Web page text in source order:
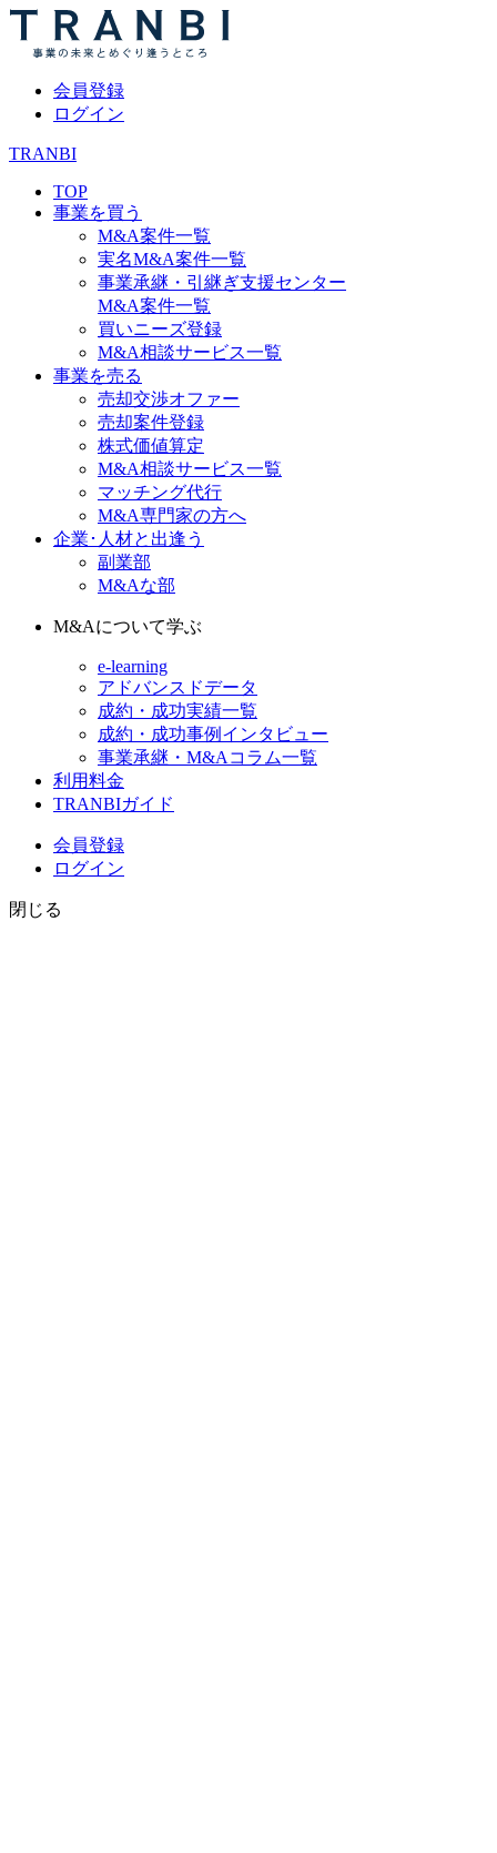
会員登録
ログイン
TRANBI
TOP
事業を買う
M&A案件一覧
実名M&A案件一覧
事業承継・引継ぎ支援センター
M&A案件一覧
買いニーズ登録
M&A相談サービス一覧
事業を売る
売却交渉オファー
売却案件登録
株式価値算定
M&A相談サービス一覧
マッチング代行
M&A専門家の方へ
企業･人材と出逢う
副業部
M&Aな部
M&Aについて学ぶ
e-learning
アドバンスドデータ
成約・成功実績一覧
成約・成功事例インタビュー
事業承継・M&Aコラム一覧
利用料金
TRANBIガイド
会員登録
ログイン
閉じる